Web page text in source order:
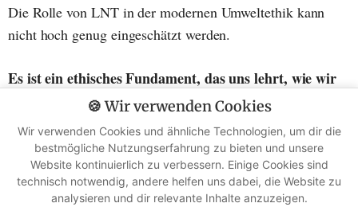
Die Rolle von LNT in der modernen Umweltethik kann
nicht hoch genug eingeschätzt werden.
Es ist ein ethisches Fundament, das uns lehrt, wie wir
uns als TEIL der Natur – nicht als ihre Eroberer –
fühlen können.
Im Kern von LNT steht der Respekt vor der Natur und
dem gemeinsamen Raum, den wir alle genießen.
🍪 Wir verwenden Cookies
Wir verwenden Cookies und ähnliche Technologien, um dir die
bestmögliche Nutzungserfahrung zu bieten und unsere
Website kontinuierlich zu verbessern. Einige Cookies sind
technisch notwendig, andere helfen uns dabei, die Website zu
analysieren und dir relevante Inhalte anzuzeigen.